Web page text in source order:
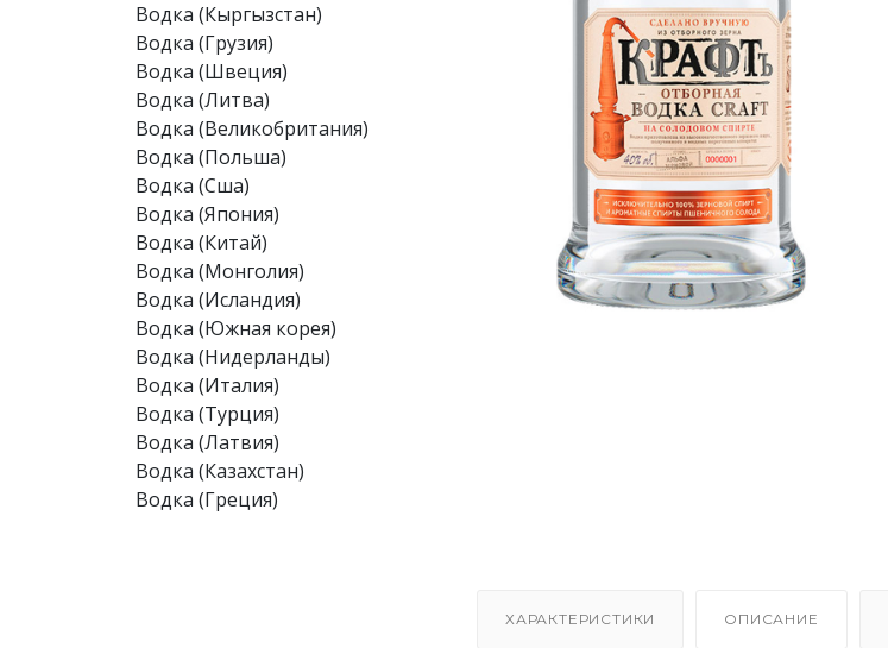
Водка (Кыргызстан)
Водка (Грузия)
Водка (Швеция)
Водка (Литва)
Водка (Великобритания)
Водка (Польша)
Водка (Сша)
Водка (Япония)
Водка (Китай)
Водка (Монголия)
Водка (Исландия)
Водка (Южная корея)
Водка (Нидерланды)
Водка (Италия)
Водка (Турция)
Водка (Латвия)
Водка (Казахстан)
Водка (Греция)
ХАРАКТЕРИСТИКИ ОПИСАНИЕ